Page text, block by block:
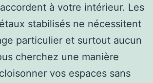
à votre intérieur. Les
stabilisés ne nécessitent
particulier et surtout aucun
cherchez une manière
vos espaces sans